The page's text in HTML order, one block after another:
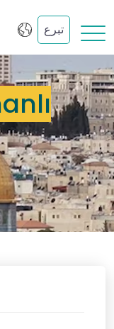
تبرع